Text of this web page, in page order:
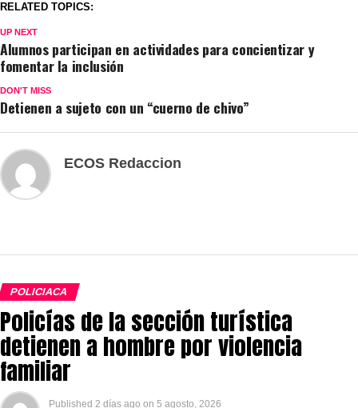
RELATED TOPICS:
UP NEXT
Alumnos participan en actividades para concientizar y
fomentar la inclusión
DON'T MISS
Detienen a sujeto con un “cuerno de chivo”
ECOS Redaccion
POLICIACA
Policías de la sección turística
detienen a hombre por violencia
familiar
Published 2 días ago on 5 agosto, 2026